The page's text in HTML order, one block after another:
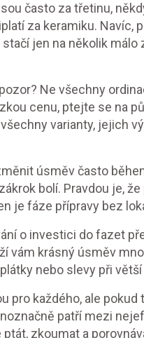
často za třetinu,
za keramiku. Navíc,
jen na několik málo
Ne všechny
cenu, ptejte se na
varianty, jejich
úsměv často
bolí. Pravdou je,
je fáze přípravy bez
o investici do fazet
vám krásný úsměv
nebo slevy při větší
pro každého, ale
patří mezi
zkoumat a